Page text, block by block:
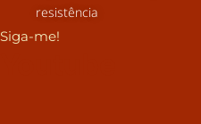
resistência
Siga-me!